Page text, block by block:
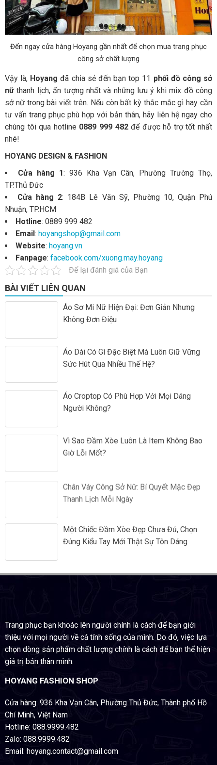
Đến ngay cửa hàng Hoyang gần nhất để chọn mua trang phục
công sở chất lượng
Vậy là, Hoyang đã chia sẻ đến bạn top 11 phối đồ công sở
nữthanh lịch, ấn tượng nhất và những lưu ý khi mix đồ công
sở nữ trong bài viết trên. Nếu còn bất kỳ thắc mắc gì hay cần
tư vấn trang phục phù hợp với bản thân, hãy liên hệ ngay cho
chúng tôi qua hotline 0889 999 482để được hỗ trợ tốt nhất
nhé!
HOYANG DESIGN & FASHION
Cửa hàng 1: 936 Kha Vạn Cân, Phường Trường Thọ,
TP.Thủ Đức
Cửa hàng 2: 184B Lê Văn Sỹ, Phường 10, Quận Phú
Nhuận, TP.HCM
Hotline: 0889 999 482
Email : hoyangshop@gmail.com
Website: hoyang.vn
Fanpage: facebook.com/xuong.may.hoyang
Để lại đánh giá của Bạn
BÀI VIẾT LIÊN QUAN
Áo Sơ Mi Nữ Hiện Đại: Đơn Giản Nhưng
Không Đơn Điệu
Áo Dài Có Gì Đặc Biệt Mà Luôn Giữ Vững
Sức Hút Qua Nhiều Thế Hệ?
Áo Croptop Có Phù Hợp Với Mọi Dáng
Người Không?
Vì Sao Đầm Xòe Luôn Là Item Không Bao
Giờ Lỗi Mốt?
Chân Váy Công Sở Nữ: Bí Quyết Mặc Đẹp
Thanh Lịch Mỗi Ngày
Một Chiếc Đầm Xòe Đẹp Chưa Đủ, Chọn
Đúng Kiểu Tay Mới Thật Sự Tôn Dáng
Trang phục bạn khoác lên người chính là cách để bạn giới
thiệu với mọi người về cá tính sống của mình. Do đó, việc lựa
chọn dòng sản phẩm chất lượng chính là cách để bạn thể hiện
giá trị bản thân mình.
HOYANG FASHION SHOP
Cửa hàng: 936 Kha Vạn Cân, Phường Thủ Đức, Thành phố Hồ
Chí Minh, Việt Nam
Hotline: 088.9999.482
Zalo: 088.9999.482
Email: hoyang.contact@gmail.com